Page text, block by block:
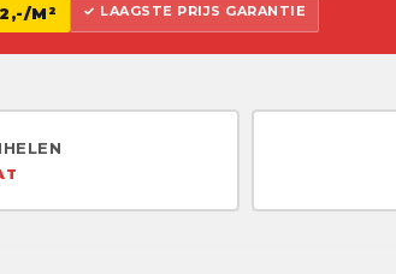
M² ✓ LAAGSTE PRIJS GARANTIE